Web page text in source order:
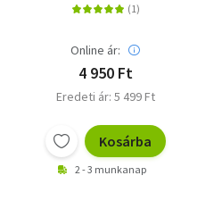
Online ár:
4 950 Ft
Eredeti ár: 5 499 Ft
Kosárba
2 - 3 munkanap